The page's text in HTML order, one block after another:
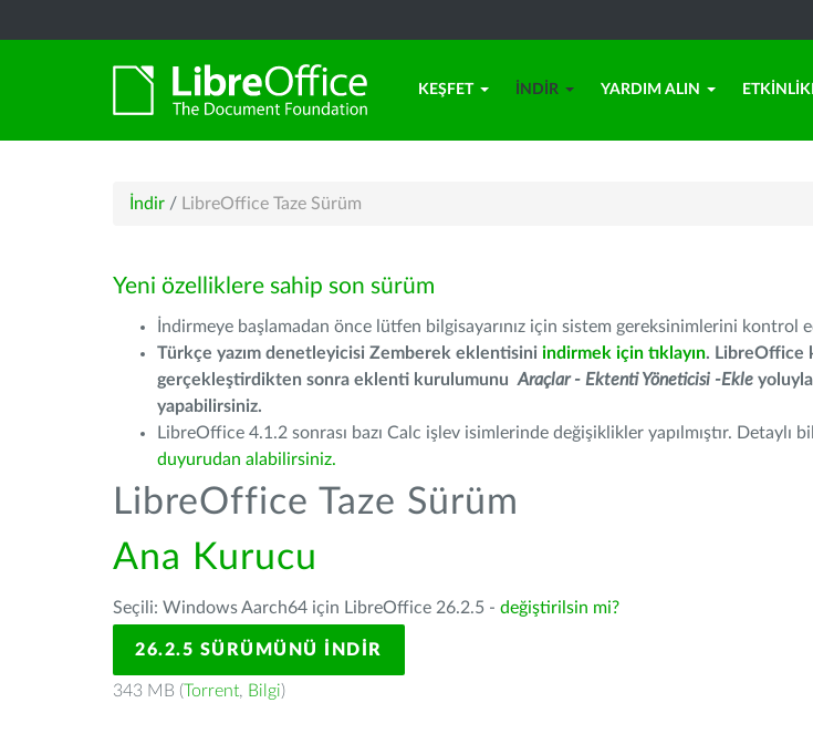
KEŞFET İNDIR YARDIM ALIN
İndir / LibreOffice Taze Sürüm
Yeni özelliklere sahip son sürüm
İndirmeye başlamadan önce lütfen bilgisayarınız için sistem gereksinimlerini kontrol
Türkçe yazım denetleyicisi Zemberek eklentisini indirmek için tıklayın. LibreOffice
gerçekleştirdikten sonra eklenti kurulumunu Araçlar - Ektenti Yöneticisi -Ekle yoluyla
yapabilirsiniz.
LibreOffice 4.1.2 sonrası bazı Calc işlev isimlerinde değişiklikler yapılmıştır. Detaylı
duyurudan alabilirsiniz.
LibreOffice Taze Sürüm
Ana Kurucu
Seçili: Windows Aarch64 için LibreOffice 26.2.5 - değiştirilsin mi?
26.2.5 SÜRÜMÜNÜ İNDIR
343 MB (Torrent, Bilgi)